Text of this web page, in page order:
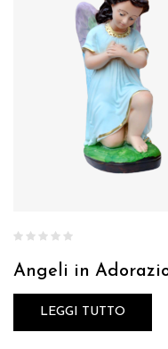
Angeli in
LEGGI TUTTO